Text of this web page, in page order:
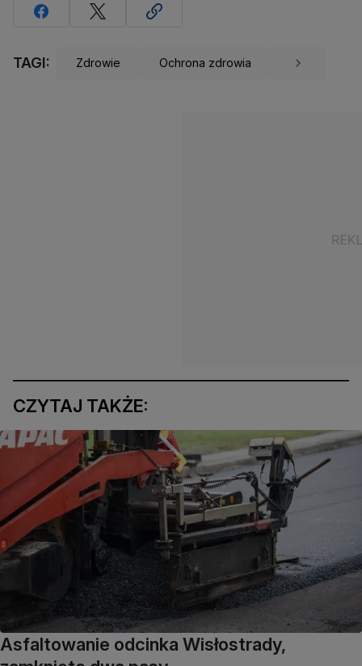
TAGI: Zdrowie Ochrona zdrowia
CZYTAJ TAKŻE:
Asfaltowanie odcinka Wisłostrady,